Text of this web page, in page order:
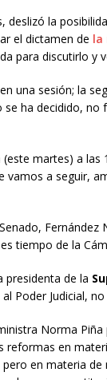
deslizó la
el dictamen de la
para discutirlo y
una sesión; la
ha decidido, no
martes) a las
a seguir,
tiempo de la
presidenta de la
Poder Judicial,
Norma
reformas en
en materia de